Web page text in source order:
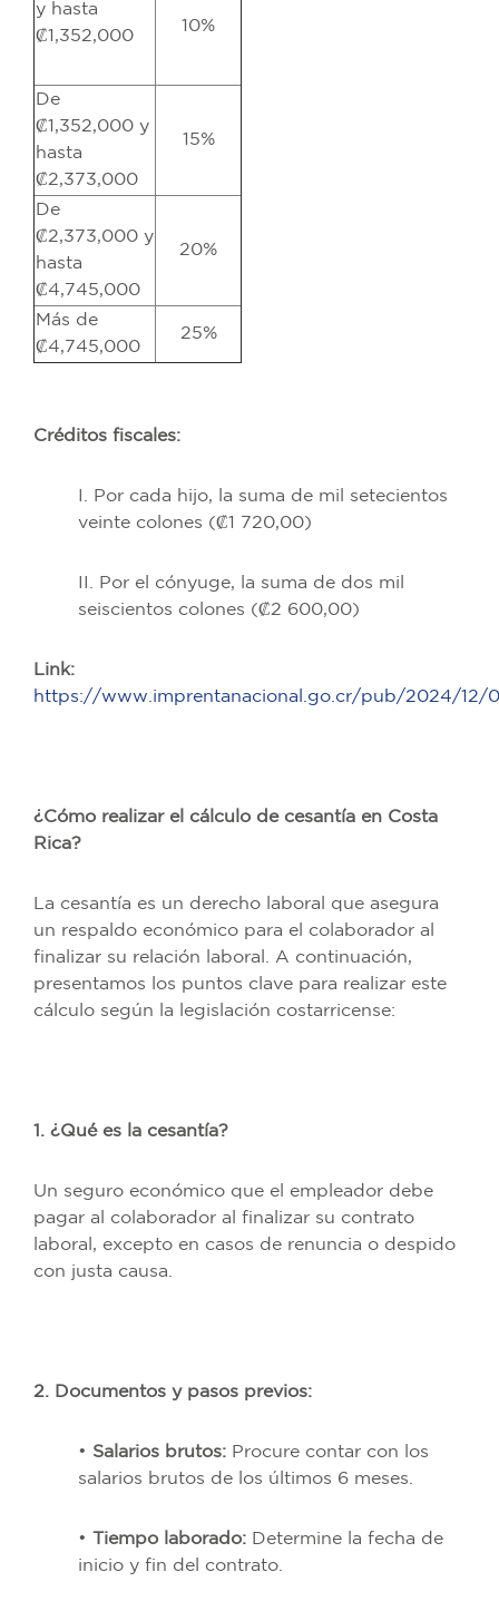
y hasta
₡1,352,000
10%
De
₡1,352,000 y
hasta
₡2,373,000
15%
De
₡2,373,000 y
hasta
₡4,745,000
20%
Más de
₡4,745,000
25%
Créditos fiscales:
I. Por cada hijo, la suma de mil setecientos
veinte colones (₡1 720,00)
II. Por el cónyuge, la suma de dos mil
seiscientos colones (₡2 600,00)
Link:
https://www.imprentanacional.go.cr/pub/2024/12/
¿Cómo realizar el cálculo de cesantía en Costa
Rica?
La cesantía es un derecho laboral que asegura
un respaldo económico para el colaborador al
finalizar su relación laboral. A continuación,
presentamos los puntos clave para realizar este
cálculo según la legislación costarricense:
1. ¿Qué es la cesantía?
Un seguro económico que el empleador debe
pagar al colaborador al finalizar su contrato
laboral, excepto en casos de renuncia o despido
con justa causa.
2. Documentos y pasos previos:
• Salarios brutos: Procure contar con los
salarios brutos de los últimos 6 meses.
• Tiempo laborado: Determine la fecha de
inicio y fin del contrato.